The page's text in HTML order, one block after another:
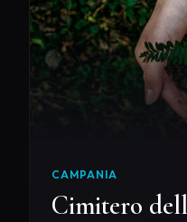
CAMPANIA
Cimitero